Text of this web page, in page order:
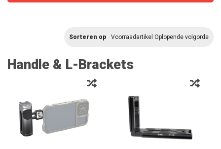
Sorteren op Voorraadartikel Oplopende volgorde
Handle & L-Brackets